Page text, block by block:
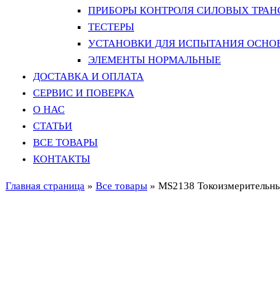
ПРИБОРЫ КОНТРОЛЯ СИЛОВЫХ
ТЕСТЕРЫ
УСТАНОВКИ ДЛЯ ИСПЫТАНИЯ
ЭЛЕМЕНТЫ НОРМАЛЬНЫЕ
ДОСТАВКА И ОПЛАТА
СЕРВИС И ПОВЕРКА
О НАС
СТАТЬИ
ВСЕ ТОВАРЫ
КОНТАКТЫ
Главная страница » Все товары » MS2138